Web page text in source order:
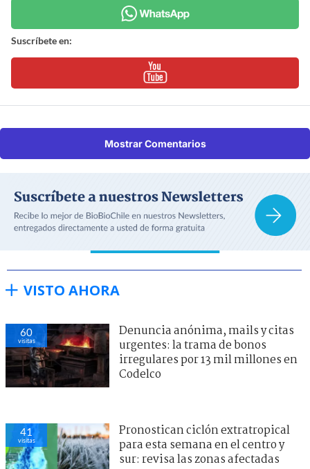
Suscríbete en:
Mostrar Comentarios
VISTO AHORA
60
visitas
Denuncia anónima, mails y citas
urgentes: la trama de bonos
irregulares por 13 mil millones en
Codelco
41
visitas
Pronostican ciclón extratropical
para esta semana en el centro y
sur: revisa las zonas afectadas